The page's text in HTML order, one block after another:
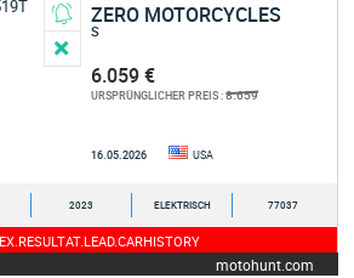
ZERO MOTORCYCLES
S
6.059 €
URSPRÜNGLICHER PREIS :8.659
16.05.2026 USA
2023 ELEKTRISCH 77037
motohunt.com